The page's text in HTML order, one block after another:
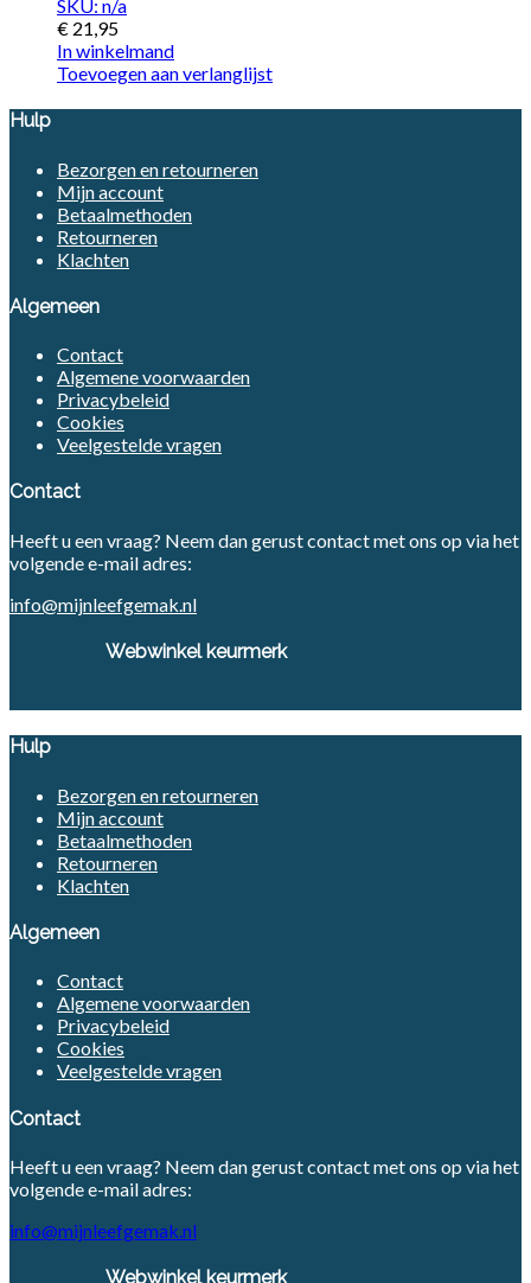
SKU: n/a
€ 21,95
In winkelmand
Toevoegen aan verlanglijst
Hulp
Bezorgen en retourneren
Mijn account
Betaalmethoden
Retourneren
Klachten
Algemeen
Contact
Algemene voorwaarden
Privacybeleid
Cookies
Veelgestelde vragen
Contact
Heeft u een vraag? Neem dan gerust contact met ons op via het
volgende e-mail adres:
info@mijnleefgemak.nl
Webwinkel keurmerk
Hulp
Bezorgen en retourneren
Mijn account
Betaalmethoden
Retourneren
Klachten
Algemeen
Contact
Algemene voorwaarden
Privacybeleid
Cookies
Veelgestelde vragen
Contact
Heeft u een vraag? Neem dan gerust contact met ons op via het
volgende e-mail adres:
info@mijnleefgemak.nl
Webwinkel keurmerk